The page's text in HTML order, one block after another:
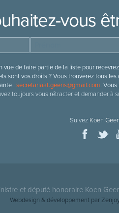
vous
de faire partie de la liste pour
sont vos droits ? Vous trouverez tous
: secretariaat.geens@gmail.com.
toujours vous rétracter et demander à
Suivez Koen
et député honoraire Koen
Webdesign & développement par